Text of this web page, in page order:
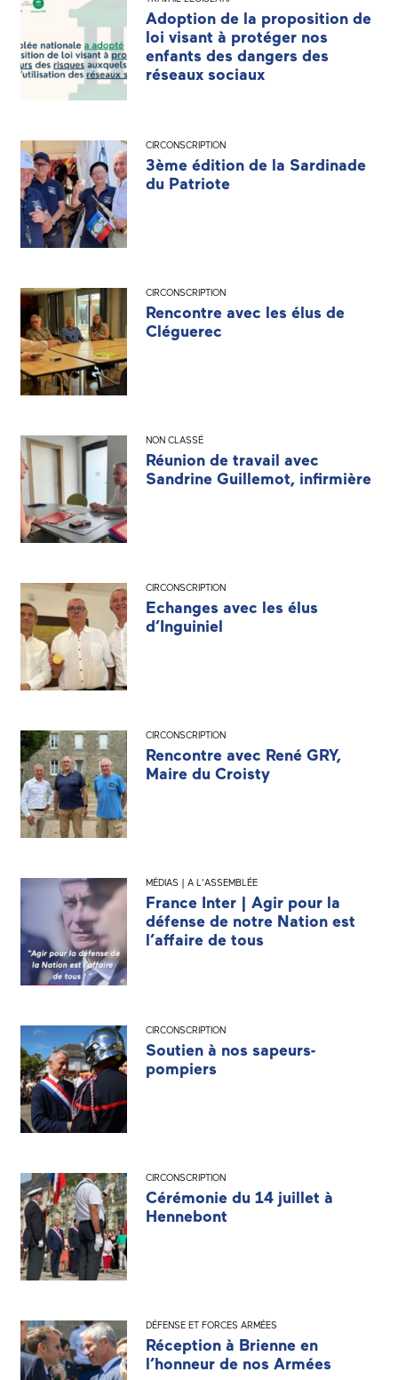
Adoption de la proposition de
loi visant à protéger nos
enfants des dangers des
réseaux sociaux
CIRCONSCRIPTION
3ème édition de la Sardinade
du Patriote
CIRCONSCRIPTION
Rencontre avec les élus de
Cléguerec
NON CLASSÉ
Réunion de travail avec
Sandrine Guillemot, infirmière
CIRCONSCRIPTION
Echanges avec les élus
d’Inguiniel
CIRCONSCRIPTION
Rencontre avec René GRY,
Maire du Croisty
MÉDIAS | A L'ASSEMBLÉE
France Inter | Agir pour la
défense de notre Nation est
l’affaire de tous
CIRCONSCRIPTION
Soutien à nos sapeurs-
pompiers
CIRCONSCRIPTION
Cérémonie du 14 juillet à
Hennebont
DÉFENSE ET FORCES ARMÉES
Réception à Brienne en
l’honneur de nos Armées